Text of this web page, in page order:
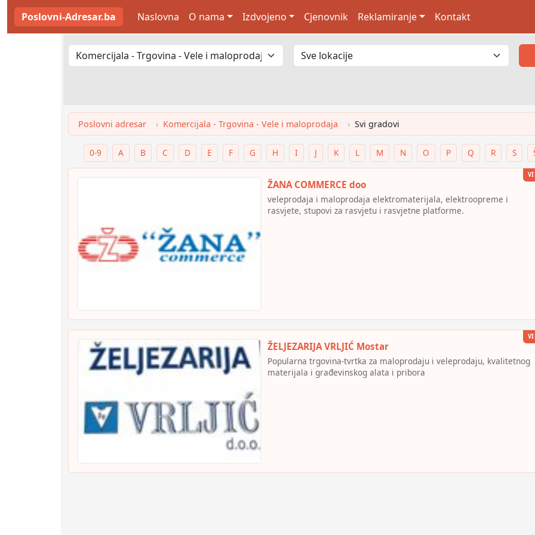
Poslovni-Adresar.ba Naslovna O nama Izdvojeno Cjenovnik Reklamiranje Kontakt
Poslovni adresar Komercijala - Trgovina - Vele i maloprodaja Svi gradovi
0-9 A B C D E F G H I J K L M N O P Q R S
ŽANA COMMERCE doo
veleprodaja i maloprodaja elektromaterijala, elektroopreme i
rasvjete, stupovi za rasvjetu i rasvjetne platforme.
ŽELJEZARIJA VRLJIĆ Mostar
Popularna trgovina-tvrtka za maloprodaju i veleprodaju, kvalitetnog
materijala i građevinskog alata i pribora